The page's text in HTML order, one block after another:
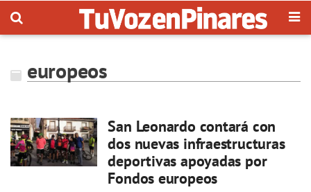
europeos
San Leonardo contará con
dos nuevas infraestructuras
deportivas apoyadas por
Fondos europeos